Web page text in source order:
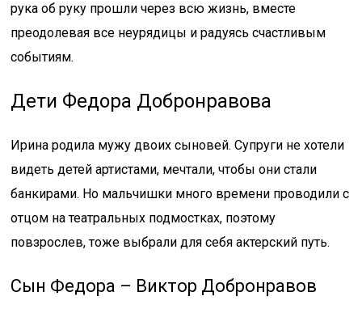
рука об руку прошли через всю жизнь, вместе
преодолевая все неурядицы и радуясь счастливым
событиям.
Дети Федора Добронравова
Ирина родила мужу двоих сыновей. Супруги не хотели
видеть детей артистами, мечтали, чтобы они стали
банкирами. Но мальчишки много времени проводили с
отцом на театральных подмостках, поэтому
повзрослев, тоже выбрали для себя актерский путь.
Сын Федора – Виктор Добронравов